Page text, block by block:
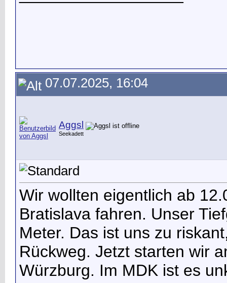
07.07.2025, 16:04
Aggsl
Seekadett
Wir wollten eigentlich ab
Bratislava fahren. Unser
Meter. Das ist uns zu
Rückweg. Jetzt starten wir
Würzburg. Im MDK ist es